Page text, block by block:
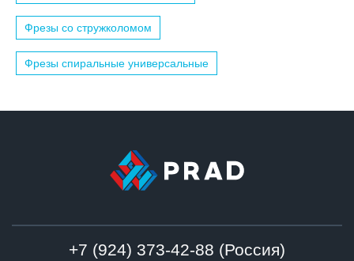
Фрезы со стружколомом
Фрезы спиральные универсальные
+7 (924) 373-42-88 (Россия)